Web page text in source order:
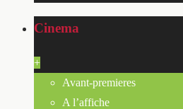
Cinema
+
Avant-premieres
A l’affiche